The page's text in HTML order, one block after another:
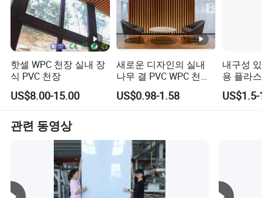
나무들이 춤을 추고
있다 우리는 오직 하나의 흙만을 가지고
있다 숲을 보호하고 저장하자
핫셀 WPC 천장 실내 장
식 PVC 천장
US$8.00-15.00
새로운 디자인의 실내
나무 결 PVC WPC 천장
홈 장식용
US$0.98-1.58
내구성
용 플라
흰색
플루트
관련 동영상